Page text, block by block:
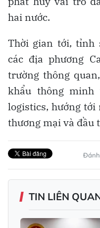
hai nước.
Thời gian tới, tỉnh
các địa phương
trường thông
khẩu thông
logistics, hướng
thương mại và đầu
TIN LIÊN